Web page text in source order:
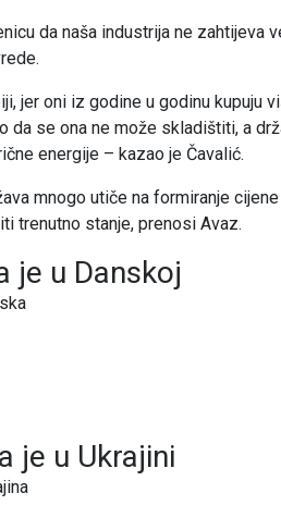
da naša industrija ne zahtijeva
jer oni iz godine u godinu kupuju
da se ona ne može skladištiti, a
energije – kazao je Čavalić.
mnogo utiče na formiranje
trenutno stanje, prenosi Avaz.
je u Danskoj
je u Ukrajini